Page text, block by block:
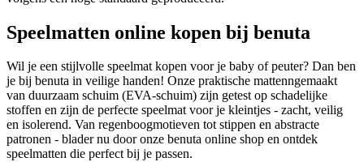
Speelmatten online kopen bij benuta
Wil je een stijlvolle speelmat kopen voor je baby of peuter? Dan ben
je bij benuta in veilige handen! Onze praktische mattenngemaakt
van duurzaam schuim (EVA-schuim) zijn getest op schadelijke
stoffen en zijn de perfecte speelmat voor je kleintjes - zacht, veilig
en isolerend. Van regenboogmotieven tot stippen en abstracte
patronen - blader nu door onze benuta online shop en ontdek
speelmatten die perfect bij je passen.